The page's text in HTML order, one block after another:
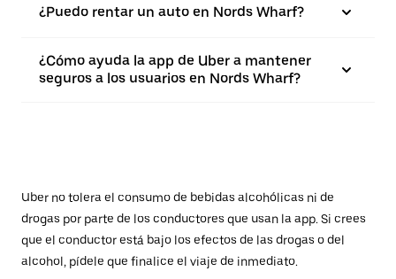
¿Puedo rentar un auto en Nords Wharf?
¿Cómo ayuda la app de Uber a mantener
seguros a los usuarios en Nords Wharf?
Uber no tolera el consumo de bebidas alcohólicas ni de
drogas por parte de los conductores que usan la app. Si crees
que el conductor está bajo los efectos de las drogas o del
alcohol, pídele que finalice el viaje de inmediato.